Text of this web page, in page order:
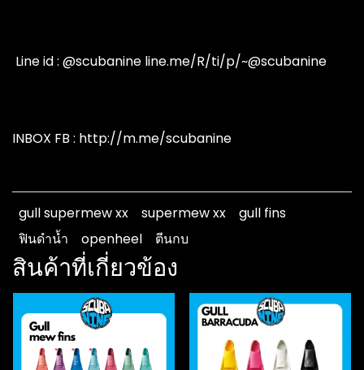
️ Line id : @scubanine line.me/R/ti/p/~@scubanine
INBOX FB : http://m.me/scubanine
gull supermew xx supermew xx
gull fins
ฟินดำน้ำ
openheel ตีนกบ
สินค้าที่เกี่ยวข้อง